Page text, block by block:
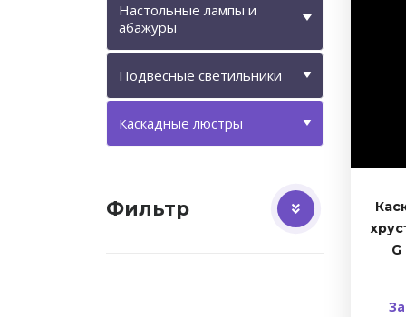
Настольные лампы и
абажуры
Подвесные светильники
Каскадные люстры
Фильтр